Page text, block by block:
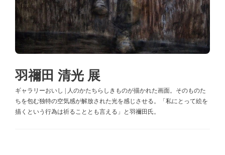
羽禰田 清光 展
ギャラリーおいし | 人のかたちらしきものが描かれた画面。そのものた
ちを包む独特の空気感が解放された光を感じさせる。「私にとって絵を
描くという行為は祈ることとも言える」と羽禰田氏。